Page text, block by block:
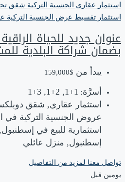
استثمار عقاري الجنسية التركية شقق
استثمار تقسيط عرض الجنسية التركية
عنوان جديد للحياة
بضمان شراكة البلدية
يبدأ من $159,000
أسرَّة: 1+1, 2+1, 3+1
استثمار عقاري, شقق
عروض الجنسية التركية في
استثمارية للبيع في
إسطنبول, منزل عائلي
تواصل معنا لمزيد من التفاصيل
‏يومين قبل